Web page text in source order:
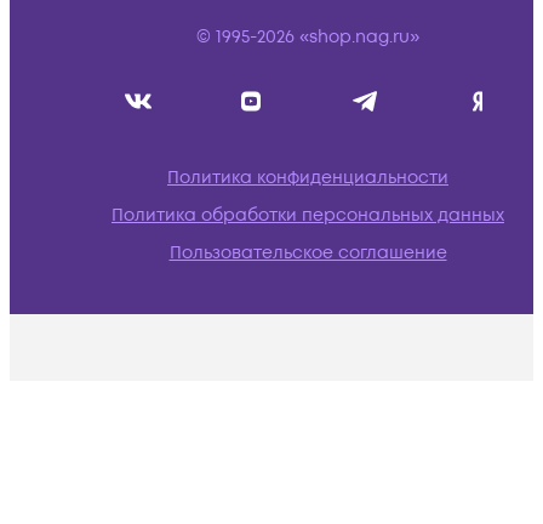
© 1995-2026 «shop.nag.ru»
Политика конфиденциальности
Политика обработки персональных данных
Пользовательское соглашение